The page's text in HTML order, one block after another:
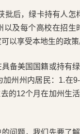
批后，绿卡持有人
以及每个高校在招
以享受本地生的政策
备美国国籍或持有
加州州内居民：1.在
的12个月在加州生
问题，我们先要了